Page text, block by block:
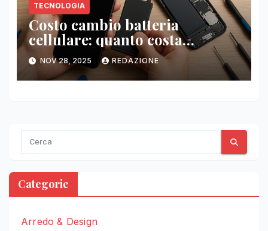
TECNOLOGIA
Costo cambio batteria
cellulare: quanto costa
sostituire una batteria
originale?
NOV 28, 2025 REDAZIONE
Categorie
Arredo & Design